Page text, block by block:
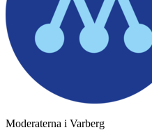
Moderaterna i Varberg